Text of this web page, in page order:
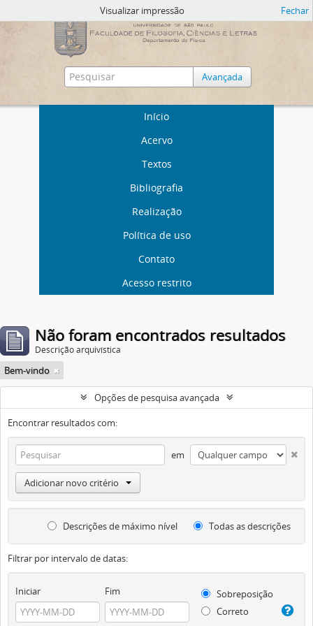
Avançada
Início
Acervo
Textos
Bibliografia
Realização
Política de uso
Contato
Acesso restrito
Visualizar impressão Fechar
Não foram encontrados resultados
Descrição arquivística
Bem-vindo
Opções de pesquisa avançada
Encontrar resultados com:
em
Adicionar novo critério
Descrições de máximo nível Todas as descrições
Filtrar por intervalo de datas:
Iniciar Fim
Sobreposição
Correto